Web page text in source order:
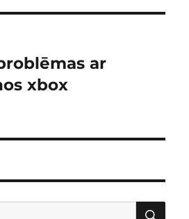
ar
xbox